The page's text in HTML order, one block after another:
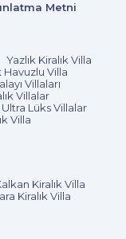
Metni
Yazlık Kiralık Villa
Havuzlu Villa
Villaları
Villalar
Ultra Lüks Villalar
Villa
Kiralık Villa
Kiralık Villa